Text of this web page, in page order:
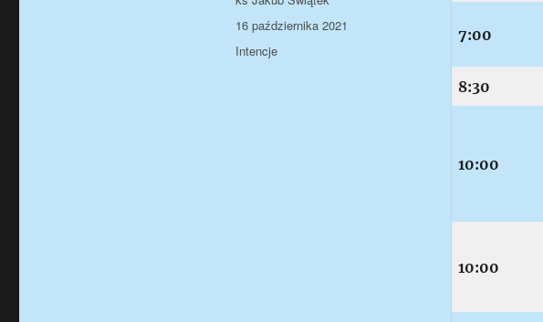
7:00
8:30
10:00
10:00
Data
publikacji
16 października 2021
Kategorie
Intencje